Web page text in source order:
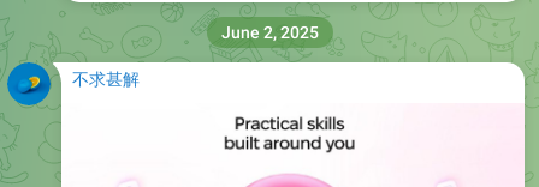
不求甚解
June 2, 2025